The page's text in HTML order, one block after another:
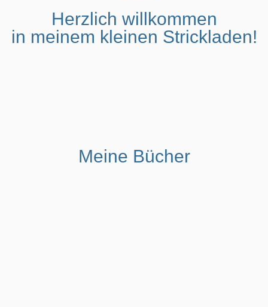
Herzlich willkommen
in meinem kleinen Strickladen!
Meine Bücher